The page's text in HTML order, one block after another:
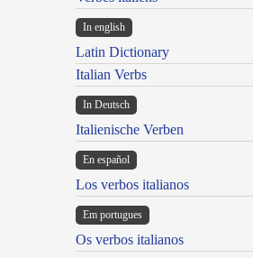
In english
Latin Dictionary
Italian Verbs
In Deutsch
Italienische Verben
En español
Los verbos italianos
Em portugues
Os verbos italianos